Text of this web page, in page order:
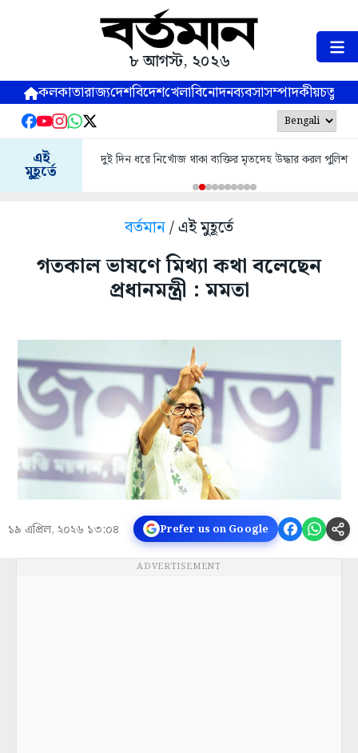
৮ আগস্ট, ২০২৬
কলকাতারাজ্যদেশবিদেশখেলাবিনোদনব্যবসাসম্পাদকীয়
এই
মুহূর্তে
দুই দিন ধরে নিখোঁজ থাকা ব্যক্তির মৃতদেহ উদ্ধার করল পুলিশ
বর্তমান/ এই মুহূর্তে
গতকাল ভাষণে মিথ্যা কথা বলেছেন
প্রধানমন্ত্রী : মমতা
১৯ এপ্রিল, ২০২৬ ১৩:০৪ Prefer us on Google
ADVERTISEMENT